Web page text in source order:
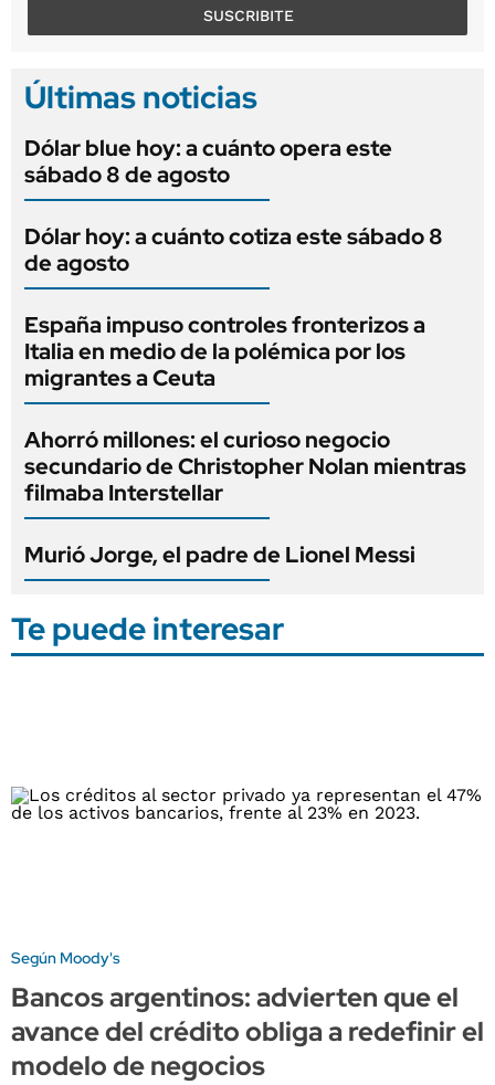
SUSCRIBITE
Últimas noticias
Dólar blue hoy: a cuánto opera este
sábado 8 de agosto
Dólar hoy: a cuánto cotiza este sábado 8
de agosto
España impuso controles fronterizos a
Italia en medio de la polémica por los
migrantes a Ceuta
Ahorró millones: el curioso negocio
secundario de Christopher Nolan mientras
filmaba Interstellar
Murió Jorge, el padre de Lionel Messi
Te puede interesar
Según Moody's
Bancos argentinos: advierten que el
avance del crédito obliga a redefinir el
modelo de negocios